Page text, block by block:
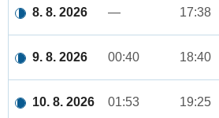
8. 8. 2026 — 17:38
9. 8. 2026 00:40 18:40
10. 8. 2026 01:53 19:25